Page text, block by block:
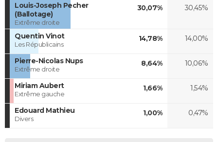
Louis-Joseph Pecher
(Ballotage)
Extrême droite
30,07% 30,45%
Quentin Vinot
Les Républicains
14,78% 14,00%
Pierre-Nicolas Nups
Extrême droite
8,64% 10,06%
Miriam Aubert
Extrême gauche
1,66% 1,54%
Edouard Mathieu
Divers
1,00% 0,47%